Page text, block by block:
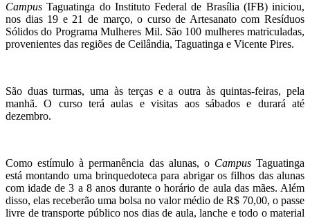
Campus Taguatinga do Instituto Federal de Brasília (IFB) iniciou,
nos dias 19 e 21 de março, o curso de Artesanato com Resíduos
Sólidos do Programa Mulheres Mil. São 100 mulheres matriculadas,
provenientes das regiões de Ceilândia, Taguatinga e Vicente Pires.
São duas turmas, uma às terças e a outra às quintas-feiras, pela
manhã. O curso terá aulas e visitas aos sábados e durará até
dezembro.
Como estímulo à permanência das alunas, o CampusTaguatinga
está montando uma brinquedoteca para abrigar os filhos das alunas
com idade de 3 a 8 anos durante o horário de aula das mães. Além
disso, elas receberão uma bolsa no valor médio de R$ 70,00, o passe
livre de transporte público nos dias de aula, lanche e todo o material